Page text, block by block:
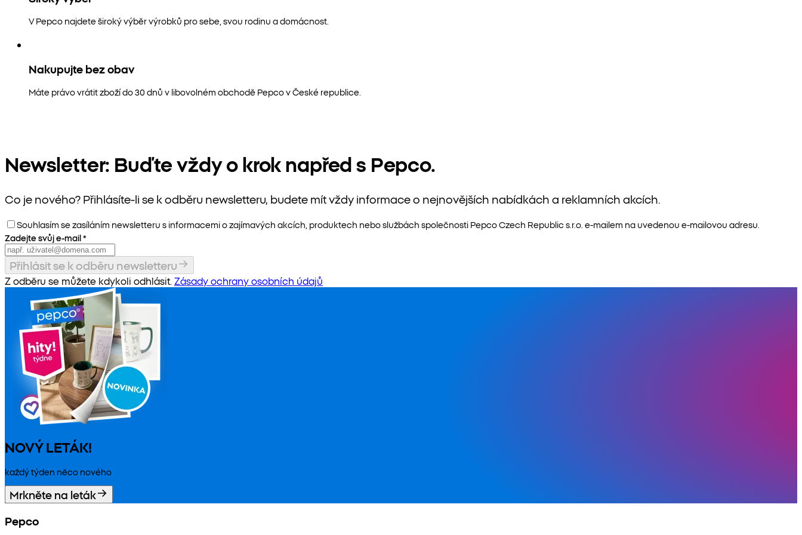
V Pepco najdete široký výběr výrobků pro sebe, svou rodinu a domácnost.
Nakupujte bez obav
Máte právo vrátit zboží do 30 dnů v libovolném obchodě Pepco v České republice.
Newsletter: Buďte vždy o krok napřed s Pepco.
Co je nového? Přihlásíte-li se k odběru newsletteru, budete mít vždy informace o nejnovějších nabídkách a reklamních akcích.
Souhlasím se zasíláním newsletteru s informacemi o zajímavých akcích, produktech nebo službách společnosti Pepco Czech Republic s.r.o. e-mailem na uvedenou e-mailovou adresu.
Zadejte svůj e-mail*
Přihlásit se k odběru newsletteru
Z odběru se můžete kdykoli odhlásit. Zásady ochrany osobních údajů
NOVÝ LETÁK!
každý týden něco nového
Mrkněte na leták
Pepco